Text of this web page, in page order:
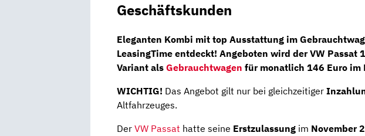
Geschäftskunden
Eleganten Kombi mit top Ausstattung im
LeasingTime entdeckt! Angeboten wird derVW Passat
Variant als Gebrauchtwagen für monatlich 146 Euro im
WICHTIG! Das Angebot gilt nur bei gleichzeitiger
Altfahrzeuges.
Der VW Passat hatte seine Erstzulassung im November